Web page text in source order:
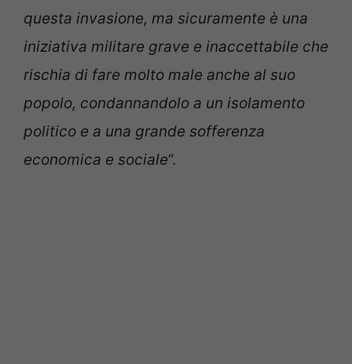
questa invasione, ma sicuramente è una
iniziativa militare grave e inaccettabile che
rischia di fare molto male anche al suo
popolo, condannandolo a un isolamento
politico e a una grande sofferenza
economica e sociale“.